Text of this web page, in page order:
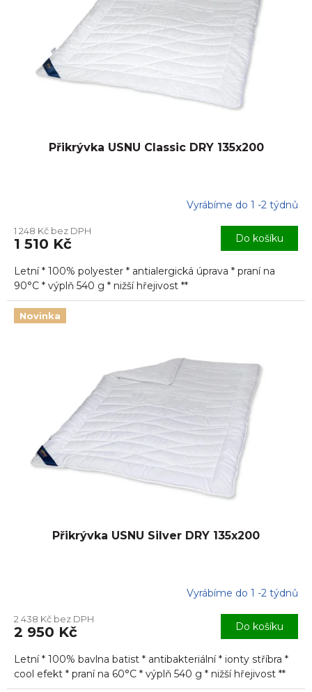
Přikrývka USNU Classic DRY 135x200
produktu
je
z
5
hvězdiček.
Vyrábíme do 1 -2 týdnů
1 248 Kč bez DPH
1 510 Kč Do košíku
Letní * 100% polyester * antialergická úprava * praní na
90°C * výplň 540 g * nižší hřejivost **
Novinka
Přikrývka USNU Silver DRY 135x200
Vyrábíme do 1 -2 týdnů
2 438 Kč bez DPH
2 950 Kč Do košíku
Letní * 100% bavlna batist * antibakteriální * ionty stříbra *
cool efekt * praní na 60°C * výplň 540 g * nižší hřejivost **